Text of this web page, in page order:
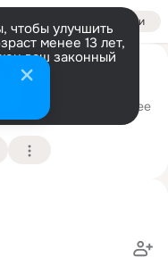
Войти
чтобы улучшить
менее 13 лет,
ваш законный
(54 года) Подробнее